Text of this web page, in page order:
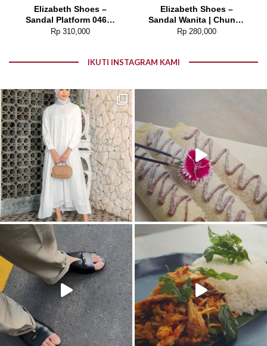
Elizabeth Shoes –
Sandal Platform 0468-
0268
Rp310,000
Elizabeth Shoes –
Sandal Wanita | Chunky
Heels 0370-0261
Rp 280,000
IKUTI INSTAGRAM KAMI